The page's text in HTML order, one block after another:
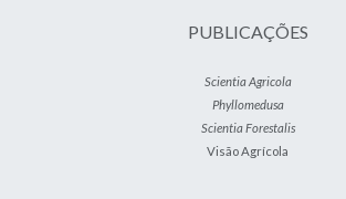
PUBLICAÇÕES
Scientia Agricola
Phyllomedusa
Scientia Forestalis
Visão Agrícola